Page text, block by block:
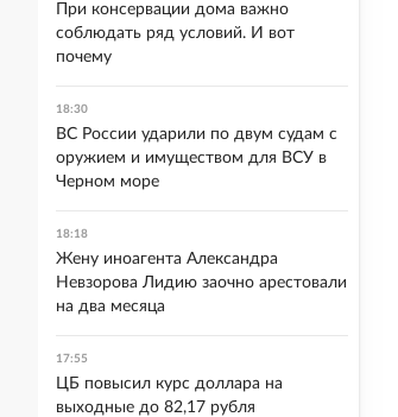
При консервации дома важно
соблюдать ряд условий. И вот
почему
18:30
ВС России ударили по двум судам с
оружием и имуществом для ВСУ в
Черном море
18:18
Жену иноагента Александра
Невзорова Лидию заочно арестовали
на два месяца
17:55
ЦБ повысил курс доллара на
выходные до 82,17 рубля